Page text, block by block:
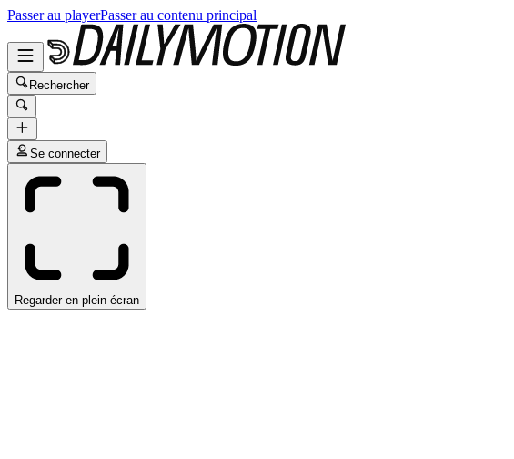
Passer au playerPasser au contenu principal
Rechercher
Se connecter
Regarder en plein écran